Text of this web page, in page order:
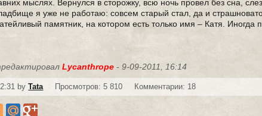
мыслях. Вернулся в сторожку, всю ночь провел без сна,
я уже не работаю: совсем старый стал, да и
памятник, на котором есть только имя – Катя. Иногда
Lycanthrope - 9-09-2011, 16:14
byTata Просмотров: 5 810 Комментарии: 18